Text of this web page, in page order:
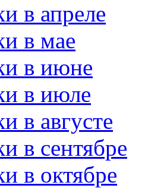
в апреле
в мае
в июне
в июле
в августе
в сентябре
в октябре